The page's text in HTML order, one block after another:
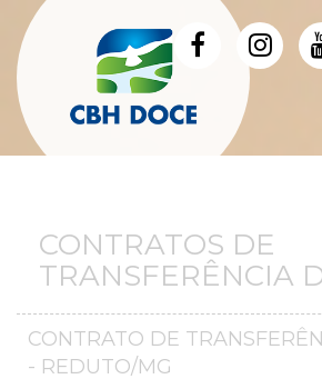
CONTRATOS DE
TRANSFERÊNCIA
CONTRATO DE
- REDUTO/MG